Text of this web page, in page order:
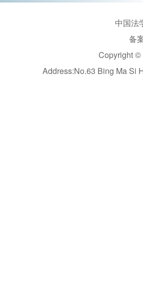
中国法
备
Copyright ©
Address:No.63 Bing Ma Si